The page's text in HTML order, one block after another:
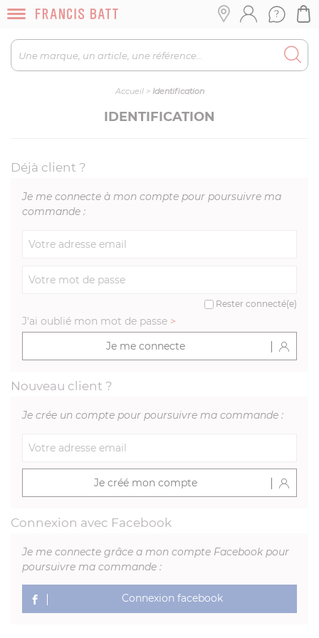
Accueil> Identification
IDENTIFICATION
Déjà client ?
Je me connecte à mon compte pour poursuivre ma
commande :
Rester connecté(e)
J'ai oublié mon mot de passe >
Je me connecte
Nouveau client ?
Je crée un compte pour poursuivre ma commande :
Je créé mon compte
Connexion avec Facebook
Je me connecte grâce a mon compte Facebook pour
poursuivre ma commande :
Connexion facebook